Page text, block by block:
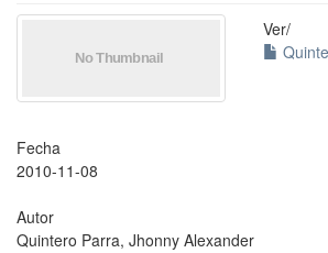
Ver/
Fecha
2010-11-08
Autor
Quintero Parra, Jhonny Alexander